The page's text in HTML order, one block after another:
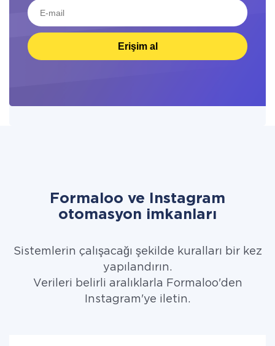
Erişim al
Formaloo ve Instagram
otomasyon imkanları
Sistemlerin çalışacağı şekilde kuralları bir kez
yapılandırın.
Verileri belirli aralıklarla Formaloo'den
Instagram'ye iletin.